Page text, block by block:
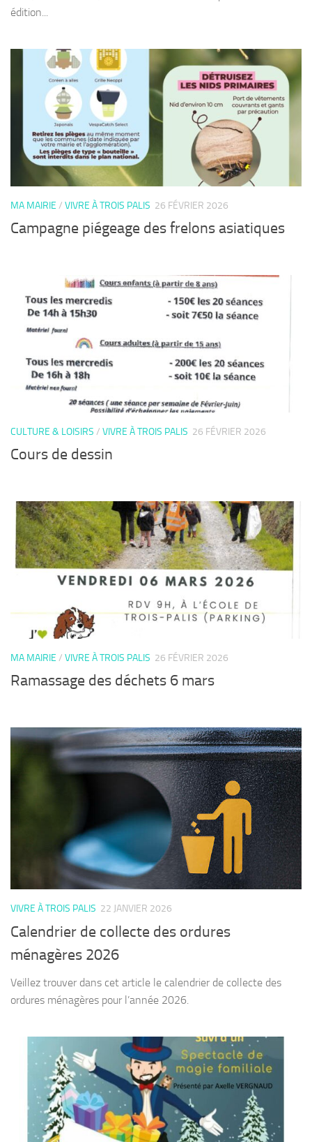
édition...
MA MAIRIE / VIVRE À TROIS PALIS 26 FÉVRIER 2026
Campagne piégeage des frelons asiatiques
CULTURE & LOISIRS / VIVRE À TROIS PALIS 26 FÉVRIER 2026
Cours de dessin
MA MAIRIE / VIVRE À TROIS PALIS 26 FÉVRIER 2026
Ramassage des déchets 6 mars
VIVRE À TROIS PALIS 22 JANVIER 2026
Calendrier de collecte des ordures
ménagères 2026
Veillez trouver dans cet article le calendrier de collecte des
ordures ménagères pour l’année 2026.